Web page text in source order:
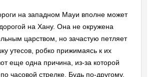
на западном Мауи вполне может
на Хану. Она не окружена
царством, но зачастую петляет
утесов, робко прижимаясь к их
еще одна причина, из-за которой
часовой стрелке. Будь по-другому,